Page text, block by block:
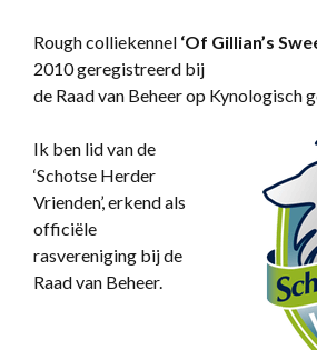
Rough colliekennel ‘Of Gillian’s
2010 geregistreerd bij
de Raad van Beheer op Kynologisch
Ik ben lid van de
‘Schotse Herder
Vrienden’, erkend als
officiële
rasvereniging bij de
Raad van Beheer.